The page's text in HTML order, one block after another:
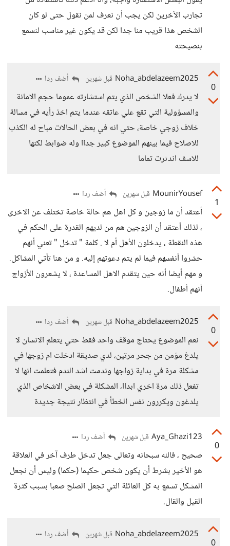
تجارب الآخرين لكن يجب أن نعرف لمن نقول حتى لو كان
الشخص هذا قريب منا جدا لكن قد يكون غير مناسب لنسمع
بنصيحته
0
Noha_abdelazeem2025 قبل شهرين أضف ردا
لا يدرك فعلا الشخص الذي يتم استشارته عموما حجم الامانة
والمسؤولية التي تقع علي عاتقه عندما يتم اخذ رأيه في مسالة
خلاف زوجي خاصة، حتي انه في بعض الحالات مباح له الكذب
للاصلاح فيما بينهم الموضوع كبير جداا وله ضوابط لكنها
للاسف اندثرت تماما
1
MounirYousef قبل شهرين أضف ردا
أعتقد أن ما زوجين و كل اهل هم حالة خاصة تختلف عن الاخرى
، لذلك أعتقد أن الزوجين هم من لديهم القدرة على الحكم في
هذه النقطة ، يدخلون الأهل أم لا . كلمة " تدخل " تعني أنهم
حشروا أنفسهم فيما لم يتم دعوتهم إليه. و من هنا تأتي المشاكل.
و مهم أيضا أنه حين يتقدم الاهل المساعدة ، لا يشعرون الأزواج
أنهم أطفال.
0
Noha_abdelazeem2025 قبل شهرين أضف ردا
نعم الموضوع يحتاج موقف واحد فقط حتي يتعلم الانسان لا
يلدغ مؤمن من جحر مرتين، لدي صديقة ادخلت ام زوجها في
مشكلة مرة في بداية زواجها وندمت اشد الندم فتعلمت انها لا
تفعل ذلك مرة اخري ابداا، المشكلة في بعض الاشخاص الذي
يلدغون ويكررون نفس الخطأ في انتظار نتيجة جديدة
0
Aya_Ghazi123 قبل شهرين أضف ردا
صحيح ، فالله سبحانه وتعالى جعل تدخل طرف آخر في العلاقة
هو الأخير بشرط أن يكون شخص حكيما (حكما) وليس أن نجعل
المشكل تسمع به كل العائلة التي تجعل الصلح صعبا بسبب كثرة
القيل والقال.
Noha_abdelazeem2025 قبل شهرين أضف ردا